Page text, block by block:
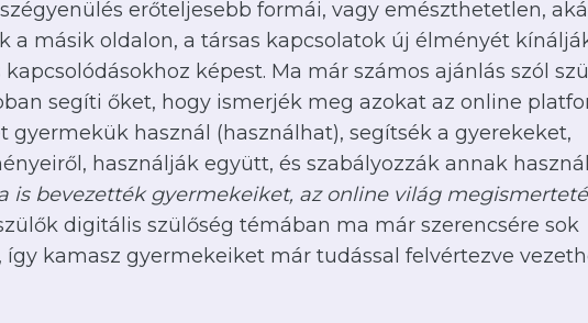
erőteljesebb formái, vagy emészthetetlen,
a másik oldalon, a társas kapcsolatok új élményét
képest. Ma már számos ajánlás szól
segíti őket, hogy ismerjék meg azokat az online
gyermekük használ (használhat), segítsék a gyerekeket,
használják együtt, és szabályozzák annak
is bevezették gyermekeiket, az online világ
digitális szülőség témában ma már szerencsére sok
kamasz gyermekeiket már tudással felvértezve